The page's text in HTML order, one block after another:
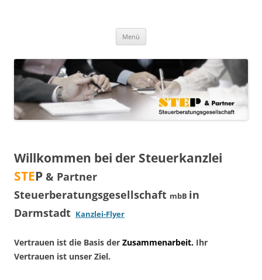
Menü
Willkommen bei der Steuerkanzlei
STEP & Partner
Steuerberatungsgesellschaft mbB in
Darmstadt Kanzlei-Flyer
Vertrauen ist die Basis der Zusammenarbeit. Ihr
Vertrauen ist unser Ziel.